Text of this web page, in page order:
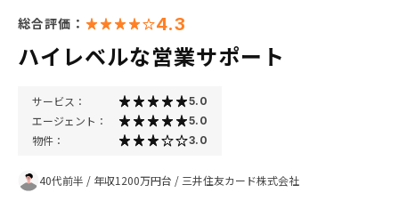
総合評価： 4.3
ハイレベルな営業サポート
サービス： 5.0
エージェント： 5.0
物件： 3.0
40代前半 / 年収1200万円台 / 三井住友カード株式会社